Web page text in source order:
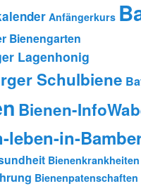
Anfängerkurs
Bienengarten
Lagenhonig
Schulbiene
Bienen-
leben-in-
Bienenkrankheiten
Bienenpatenschaften